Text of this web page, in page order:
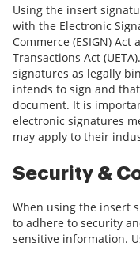
Using the insert
with the Electronic
Commerce (ESIGN)
Transactions Act
signatures as legally
intends to sign and
document. It is
electronic signatures
may apply to their
Security &
When using the insert
to adhere to security
sensitive information.